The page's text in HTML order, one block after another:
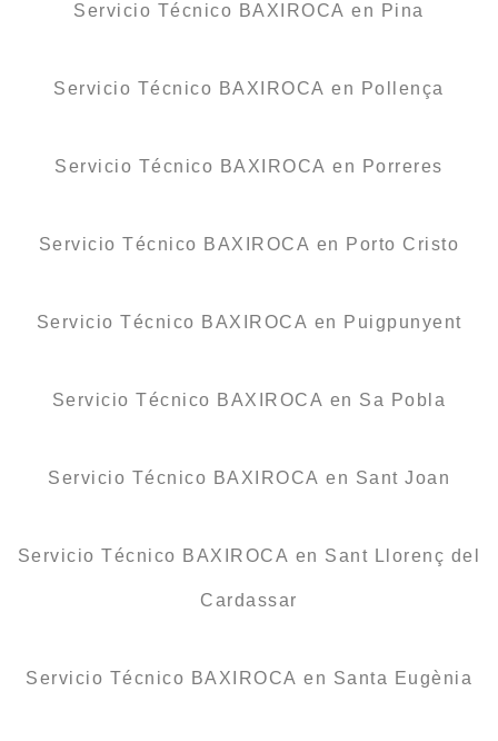
Servicio Técnico BAXIROCA en Pina
Servicio Técnico BAXIROCA en Pollença
Servicio Técnico BAXIROCA en Porreres
Servicio Técnico BAXIROCA en Porto Cristo
Servicio Técnico BAXIROCA en Puigpunyent
Servicio Técnico BAXIROCA en Sa Pobla
Servicio Técnico BAXIROCA en Sant Joan
Servicio Técnico BAXIROCA en Sant Llorenç del
Cardassar
Servicio Técnico BAXIROCA en Santa Eugènia